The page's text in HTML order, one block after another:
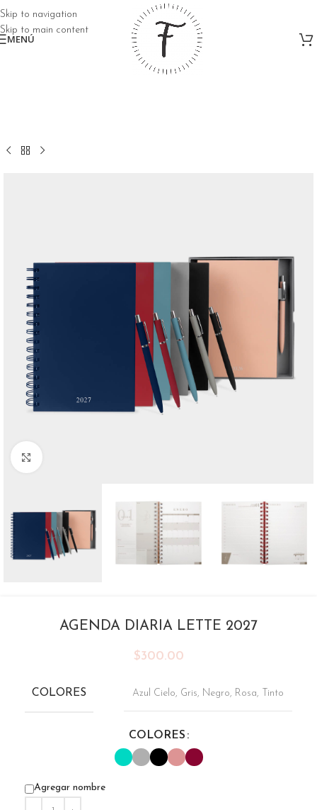
Skip to navigation
Skip to main content
MENÚ
AGENDA DIARIA LETTE 2027
$300.00
COLORES Azul Cielo, Gris, Negro, Rosa, Tinto
COLORES
Agregar nombre